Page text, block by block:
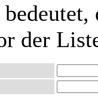
der